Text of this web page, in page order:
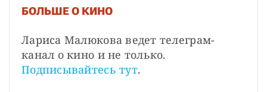
БОЛЬШЕ О КИНО
Лариса Малюкова ведет телеграм-
Подписывайтесь тут.